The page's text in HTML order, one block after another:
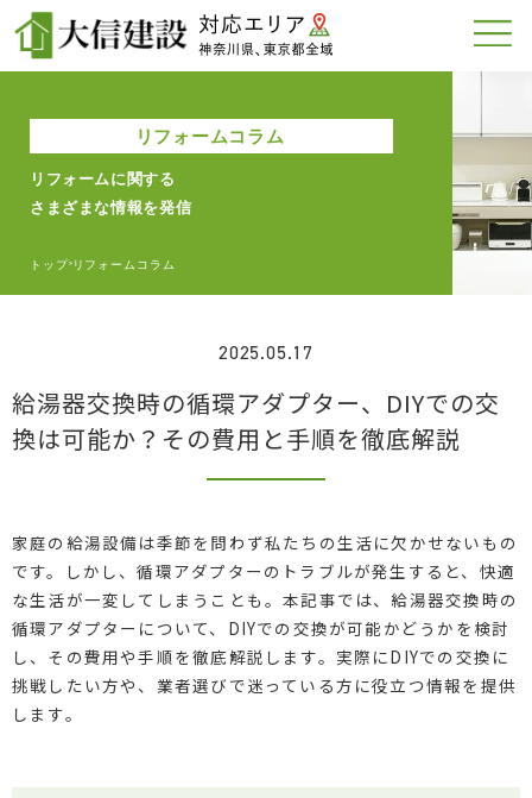
リフォームコラム
リフォームに関する
さまざまな情報を発信
トップ>リフォームコラム
2025.05.17
給湯器交換時の循環アダプター、DIYでの交
換は可能か？その費用と手順を徹底解説
家庭の給湯設備は季節を問わず私たちの生活に欠かせないもの
です。しかし、循環アダプターのトラブルが発生すると、快適
な生活が一変してしまうことも。本記事では、給湯器交換時の
循環アダプターについて、DIYでの交換が可能かどうかを検討
し、その費用や手順を徹底解説します。実際にDIYでの交換に
挑戦したい方や、業者選びで迷っている方に役立つ情報を提供
します。